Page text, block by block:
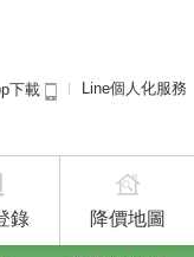
下載 Line個人化服務
錄 降價地圖